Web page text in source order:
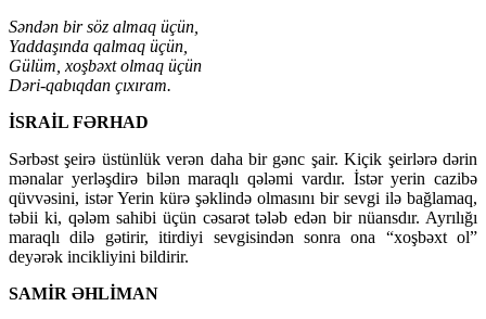
Səndən bir söz almaq üçün,
Yaddaşında qalmaq üçün,
Gülüm, xoşbəxt olmaq üçün
Dəri-qabıqdan çıxıram.
İSRAİL FƏRHAD
Sərbəst şeirə üstünlük verən daha bir gənc şair. Kiçik şeirlərə dərin
mənalar yerləşdirə bilən maraqlı qələmi vardır. İstər yerin cazibə
qüvvəsini, istər Yerin kürə şəklində olmasını bir sevgi ilə bağlamaq,
təbii ki, qələm sahibi üçün cəsarət tələb edən bir nüansdır. Ayrılığı
maraqlı dilə gətirir, itirdiyi sevgisindən sonra ona “xoşbəxt ol”
deyərək incikliyini bildirir.
SAMİR ƏHLİMAN